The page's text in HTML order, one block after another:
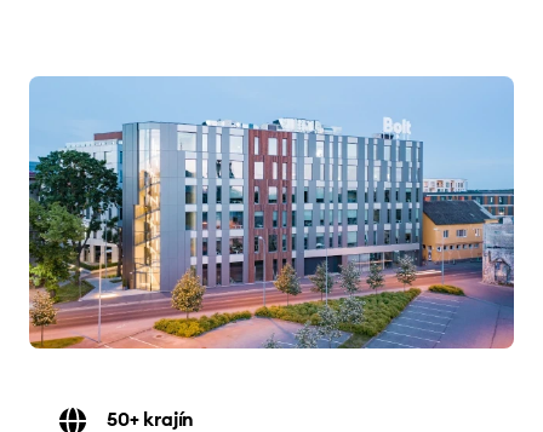
50+ krajín